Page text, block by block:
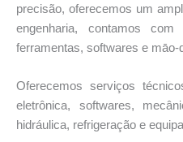
precisão, oferecemos um
engenharia, contamos
ferramentas, softwares e māo-
Oferecemos serviços
eletrônica, softwares,
hidráulica, refrigeração e